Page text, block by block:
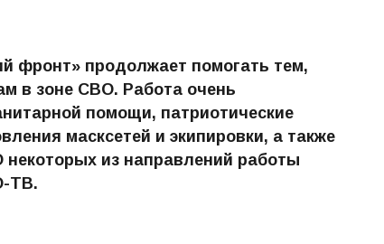
фронт» продолжает помогать тем,
в зоне СВО. Работа очень
помощи, патриотические
масксетей и экипировки, а также
из направлений работы
ТВ.